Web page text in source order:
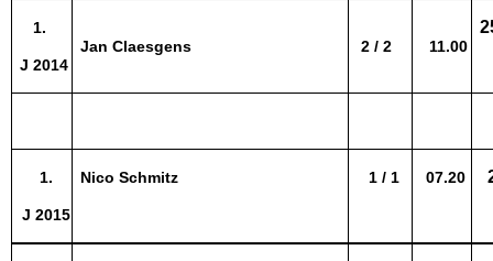
1.
J 2014
Jan Claesgens 2 / 2 11.00
1.
J 2015
Nico Schmitz 1 / 1 07.20